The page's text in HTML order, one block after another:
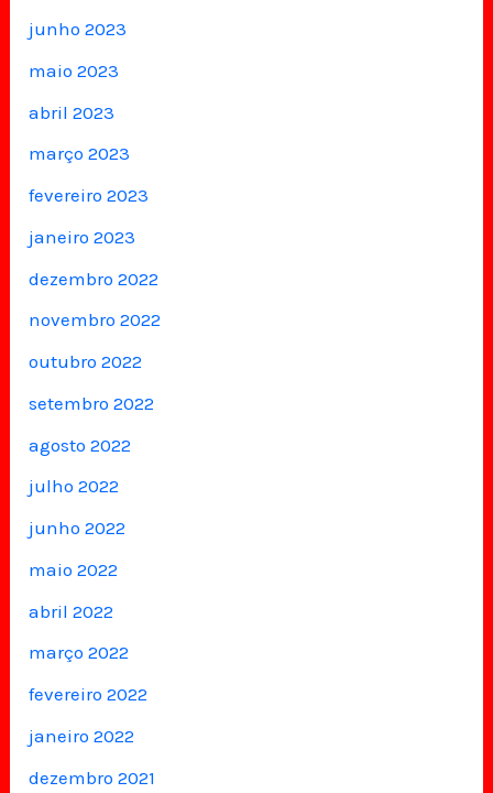
junho 2023
maio 2023
abril 2023
março 2023
fevereiro 2023
janeiro 2023
dezembro 2022
novembro 2022
outubro 2022
setembro 2022
agosto 2022
julho 2022
junho 2022
maio 2022
abril 2022
março 2022
fevereiro 2022
janeiro 2022
dezembro 2021